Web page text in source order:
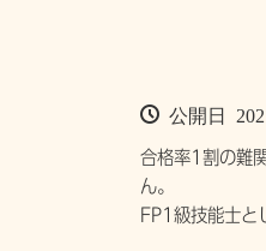
公開日
合格率1割の難
ん。
FP1級技能士と